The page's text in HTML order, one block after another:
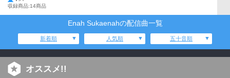
収録商品:14商品
Enah Sukaenahの配信曲一覧
新着順 人気順 五十音順
オススメ!!